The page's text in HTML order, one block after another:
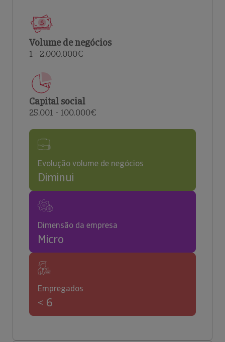
Volume de negócios
1 - 2.000.000€
Capital social
25.001 - 100.000€
Evolução volume de negócios
Diminui
Dimensão da empresa
Micro
Empregados
< 6